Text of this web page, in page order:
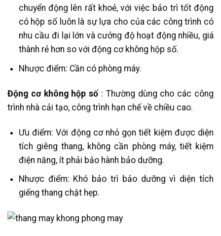
chuyển động lên rất khoẻ, với việc bảo trì tốt động
có hộp số luôn là sự lựa cho của các công trình có
nhu cầu đi lại lớn và cưởng độ hoạt động nhiều, giá
thành rẻ hơn so với động cơ không hộp số.
Nhược điểm: Cần có phòng máy.
Động cơ không hộp số: Thường dùng cho các công
trình nhà cải tạo, công trình hạn chế về chiều cao.
Ưu điểm: Với động cơ nhỏ gọn tiết kiệm được diện
tích giêng thang, không cần phòng máy, tiết kiệm
điện năng, ít phải bảo hành bảo dưỡng.
Nhược điểm: Khó bảo trì bảo dưỡng vì diện tích
giếng thang chật hẹp.